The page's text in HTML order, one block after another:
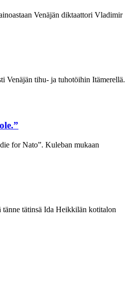
Venäjän diktaattori Vladimir
Venäjän tihu- ja tuhotöihin Itämerellä.
for Nato”. Kuleban mukaan
tätinsä Ida Heikkilän kotitalon